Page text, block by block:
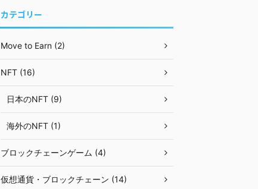
カテゴリー
Move to Earn (2)
NFT (16)
日本のNFT (9)
海外のNFT (1)
ブロックチェーンゲーム (4)
仮想通貨・ブロックチェーン (14)